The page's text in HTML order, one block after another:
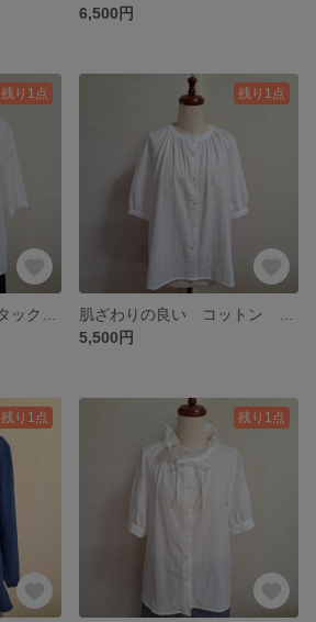
6,500円
残り1点 残り1点
5,500円
残り1点 残り1点